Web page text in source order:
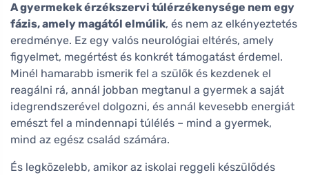
A gyermekek érzékszervi túlérzékenysége nem egy
fázis, amely magától elmúlik, és nem az elkényeztetés
eredménye. Ez egy valós neurológiai eltérés, amely
figyelmet, megértést és konkrét támogatást érdemel.
Minél hamarabb ismerik fel a szülők és kezdenek el
reagálni rá, annál jobban megtanul a gyermek a saját
idegrendszerével dolgozni, és annál kevesebb energiát
emészt fel a mindennapi túlélés – mind a gyermek,
mind az egész család számára.
És legközelebb, amikor az iskolai reggeli készülődés